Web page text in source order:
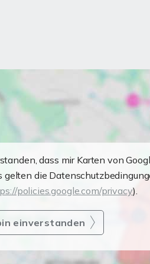
dass mir Karten von
gelten die
policies.google.com/privacy).
einverstanden